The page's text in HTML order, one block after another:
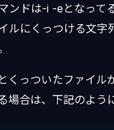
ンドは-i -eとなって
ルにくっつける文字
くっついたファイル
場合は、下記のよう